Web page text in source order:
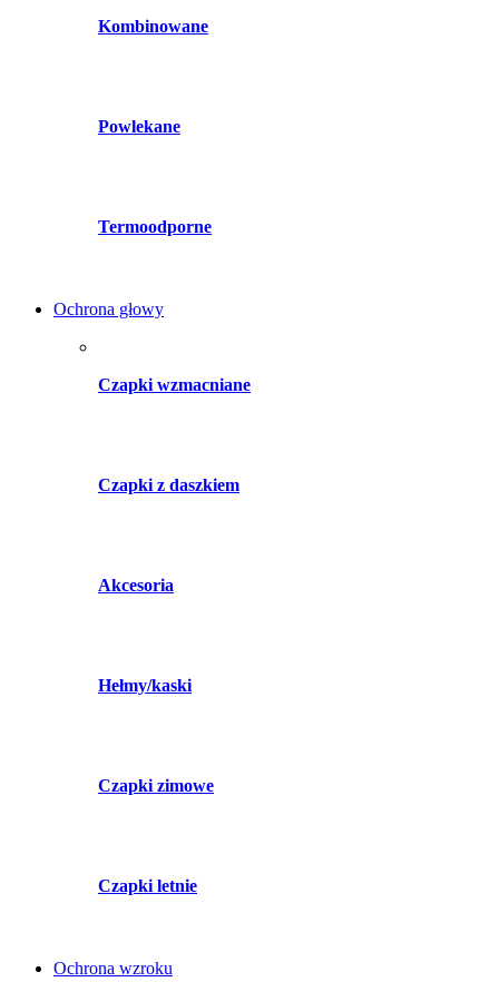
Kombinowane
Powlekane
Termoodporne
Ochrona głowy
Czapki wzmacniane
Czapki z daszkiem
Akcesoria
Hełmy/kaski
Czapki zimowe
Czapki letnie
Ochrona wzroku